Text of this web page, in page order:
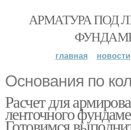
АРМАТУРА ПОД
главная новости
Основания по
Расчет для
ленточного